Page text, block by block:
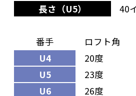
長さ（U5） 40
番手
ロフト角
U4
20度
U5
23度
U6
26度